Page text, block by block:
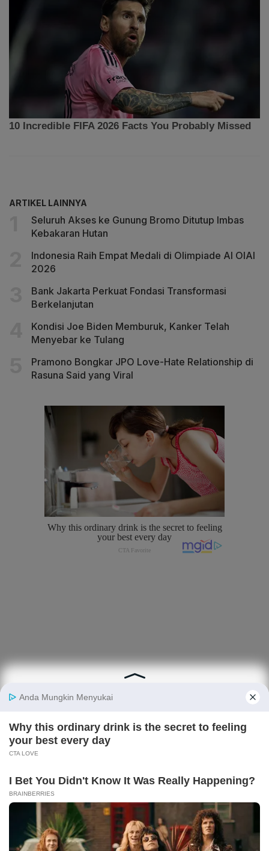
ARTIKEL LAINNYA
Seluruh Akses ke Gunung Bromo Ditutup Imbas
Kebakaran Hutan
Indonesia Raih Empat Medali di Olimpiade AI OIAI
2026
Bank Jakarta Perkuat Fondasi Transformasi
Berkelanjutan
Kondisi Joe Biden Memburuk, Kanker Telah
Menyebar ke Tulang
Pramono Bongkar JPO Love-Hate Relationship di
Rasuna Said yang Viral